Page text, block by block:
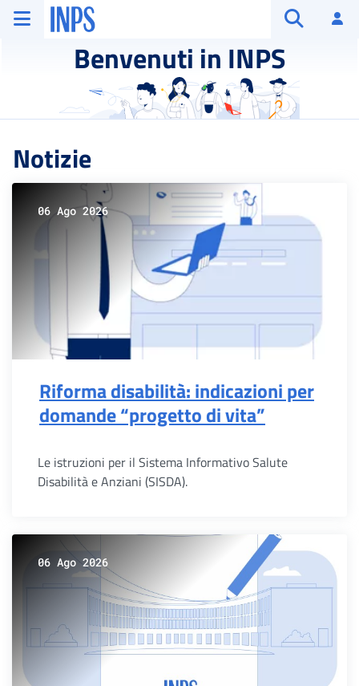
Vai al menu principale
Vai al contenuto principale
Vai al pie' di pagina
INPS ()
Benvenuti in INPS
Notizie
06 Ago 2026
Riforma disabilità: indicazioni per
domande “progetto di vita”
Le istruzioni per il Sistema Informativo Salute
Disabilità e Anziani (SISDA).
06 Ago 2026